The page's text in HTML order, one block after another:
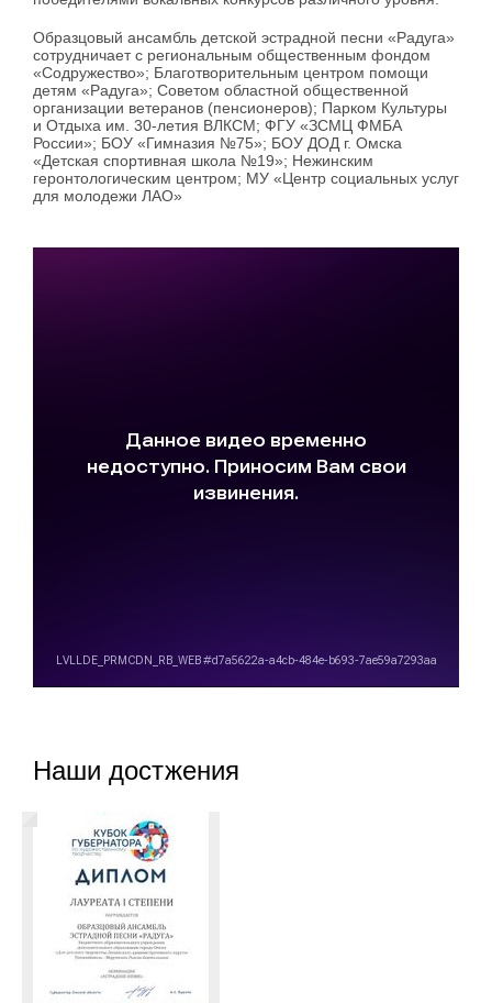
Образцовый ансамбль детской эстрадной песни «Радуга»
сотрудничает с региональным общественным фондом
«Содружество»; Благотворительным центром помощи
детям «Радуга»; Советом областной общественной
организации ветеранов (пенсионеров); Парком Культуры
и Отдыха им. 30-летия ВЛКСМ; ФГУ «ЗСМЦ ФМБА
России»; БОУ «Гимназия №75»; БОУ ДОД г. Омска
«Детская спортивная школа №19»; Нежинским
геронтологическим центром; МУ «Центр социальных услуг
для молодежи ЛАО»
Наши достжения